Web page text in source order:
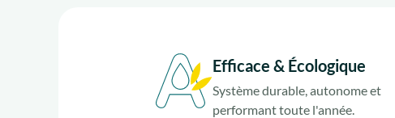
Efficace & Écologique
Système durable, autonome et
performant toute l'année.